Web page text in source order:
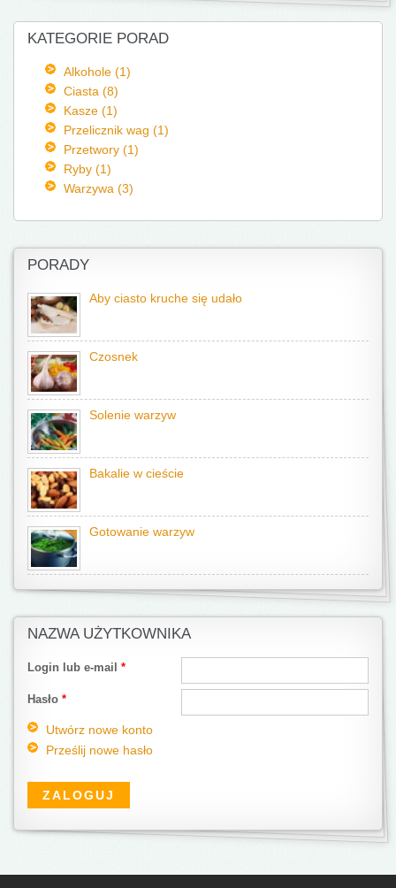
KATEGORIE PORAD
Alkohole (1)
Ciasta (8)
Kasze (1)
Przelicznik wag (1)
Przetwory (1)
Ryby (1)
Warzywa (3)
PORADY
Aby ciasto kruche się udało
Czosnek
Solenie warzyw
Bakalie w cieście
Gotowanie warzyw
NAZWA UŻYTKOWNIKA
Login lub e-mail *
Hasło *
Utwórz nowe konto
Prześlij nowe hasło